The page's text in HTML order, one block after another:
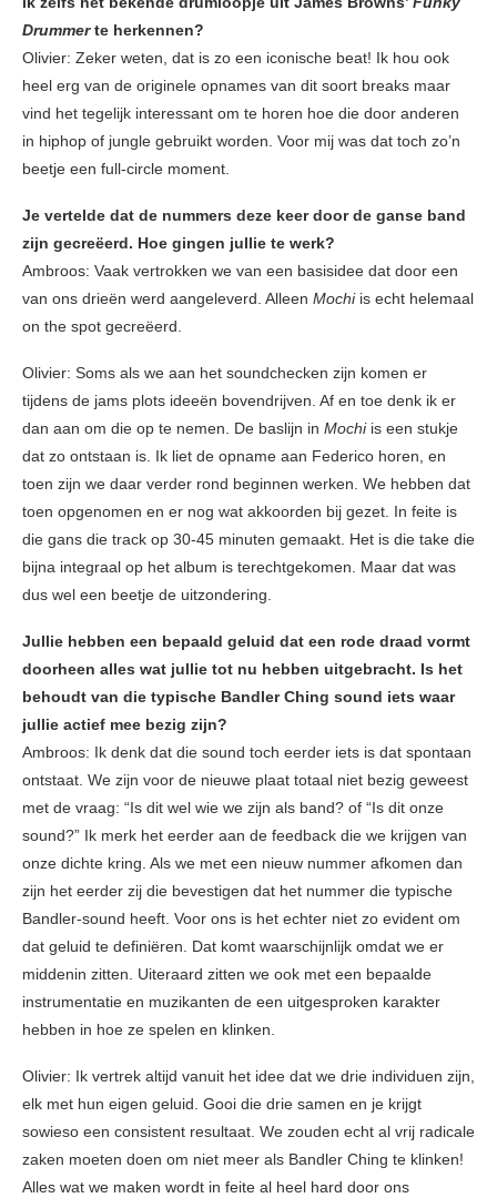
Drummerte herkennen?
Olivier: Zeker weten, dat is zo een iconische beat! Ik hou ook
heel erg van de originele opnames van dit soort breaks maar
vind het tegelijk interessant om te horen hoe die door anderen
in hiphop of jungle gebruikt worden. Voor mij was dat toch zo’n
beetje een full-circle moment.
Je vertelde dat de nummers deze keer door de ganse band
zijn gecreëerd. Hoe gingen jullie te werk?
Ambroos: Vaak vertrokken we van een basisidee dat door een
van ons drieën werd aangeleverd. Alleen Mochiis echt helemaal
on the spot gecreëerd.
Olivier: Soms als we aan het soundchecken zijn komen er
tijdens de jams plots ideeën bovendrijven. Af en toe denk ik er
dan aan om die op te nemen. De baslijn in Mochiis een stukje
dat zo ontstaan is. Ik liet de opname aan Federico horen, en
toen zijn we daar verder rond beginnen werken. We hebben dat
toen opgenomen en er nog wat akkoorden bij gezet. In feite is
die gans die track op 30-45 minuten gemaakt. Het is die take die
bijna integraal op het album is terechtgekomen. Maar dat was
dus wel een beetje de uitzondering.
Jullie hebben een bepaald geluid dat een rode draad vormt
doorheen alles wat jullie tot nu hebben uitgebracht. Is het
behoudt van die typische Bandler Ching sound iets waar
jullie actief mee bezig zijn?
Ambroos: Ik denk dat die sound toch eerder iets is dat spontaan
ontstaat. We zijn voor de nieuwe plaat totaal niet bezig geweest
met de vraag: “Is dit wel wie we zijn als band? of “Is dit onze
sound?” Ik merk het eerder aan de feedback die we krijgen van
onze dichte kring. Als we met een nieuw nummer afkomen dan
zijn het eerder zij die bevestigen dat het nummer die typische
Bandler-sound heeft. Voor ons is het echter niet zo evident om
dat geluid te definiëren. Dat komt waarschijnlijk omdat we er
middenin zitten. Uiteraard zitten we ook met een bepaalde
instrumentatie en muzikanten de een uitgesproken karakter
hebben in hoe ze spelen en klinken.
Olivier: Ik vertrek altijd vanuit het idee dat we drie individuen zijn,
elk met hun eigen geluid. Gooi die drie samen en je krijgt
sowieso een consistent resultaat. We zouden echt al vrij radicale
zaken moeten doen om niet meer als Bandler Ching te klinken!
Alles wat we maken wordt in feite al heel hard door ons